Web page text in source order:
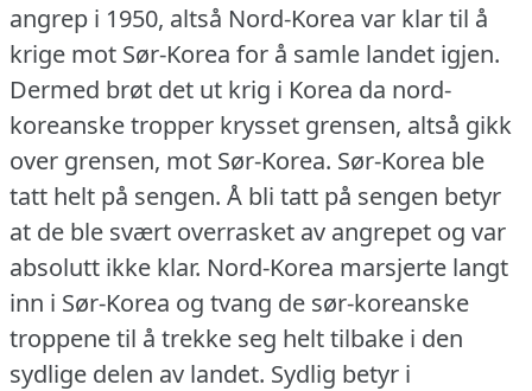
angrep i 1950, altså Nord-Korea var klar til å
krige mot Sør-Korea for å samle landet igjen.
Dermed brøt det ut krig i Korea da nord-
koreanske tropper krysset grensen, altså gikk
over grensen, mot Sør-Korea. Sør-Korea ble
tatt helt på sengen. Å bli tatt på sengen betyr
at de ble svært overrasket av angrepet og var
absolutt ikke klar. Nord-Korea marsjerte langt
inn i Sør-Korea og tvang de sør-koreanske
troppene til å trekke seg helt tilbake i den
sydlige delen av landet. Sydlig betyr i